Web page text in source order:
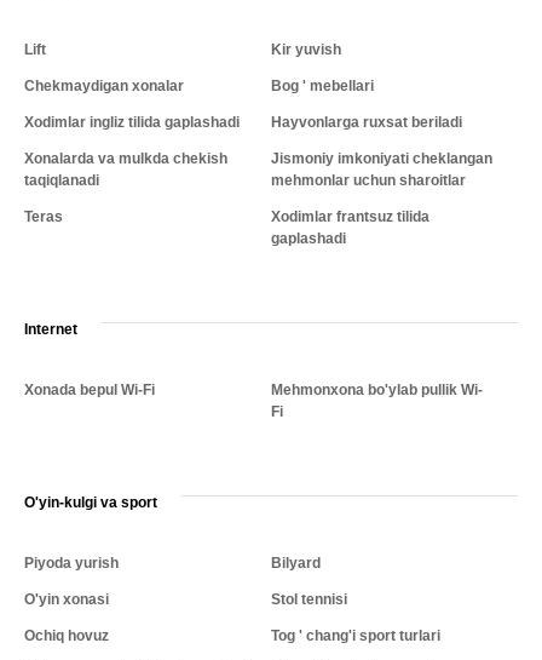
Lift
Chekmaydigan xonalar
Xodimlar ingliz tilida gaplashadi
Xonalarda va mulkda chekish
taqiqlanadi
Teras
Kir yuvish
Bog ' mebellari
Hayvonlarga ruxsat beriladi
Jismoniy imkoniyati cheklangan
mehmonlar uchun sharoitlar
Xodimlar frantsuz tilida
gaplashadi
Internet
Xonada bepul Wi-Fi
Mehmonxona bo'ylab pullik Wi-
Fi
O'yin-kulgi va sport
Piyoda yurish
O'yin xonasi
Ochiq hovuz
Bilyard
Stol tennisi
Tog ' chang'i sport turlari